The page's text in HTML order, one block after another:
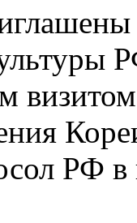
РФ в